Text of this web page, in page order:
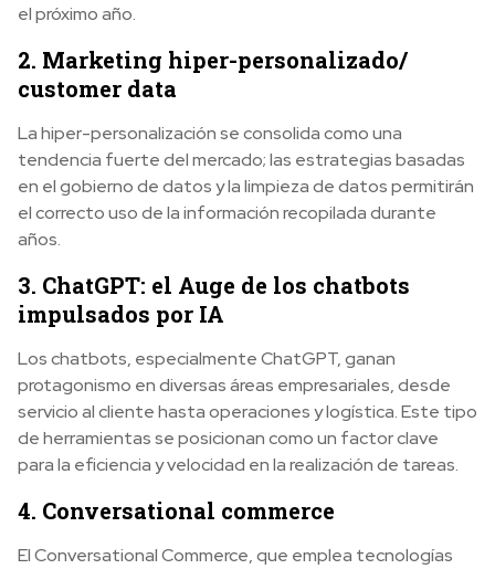
el próximo año.
2. Marketing hiper-personalizado/
customer data
La hiper-personalización se consolida como una
tendencia fuerte del mercado; las estrategias basadas
en el gobierno de datos y la limpieza de datos permitirán
el correcto uso de la información recopilada durante
años.
3. ChatGPT: el Auge de los chatbots
impulsados por IA
Los chatbots, especialmente ChatGPT, ganan
protagonismo en diversas áreas empresariales, desde
servicio al cliente hasta operaciones y logística. Este tipo
de herramientas se posicionan como un factor clave
para la eficiencia y velocidad en la realización de tareas.
4. Conversational commerce
El Conversational Commerce, que emplea tecnologías